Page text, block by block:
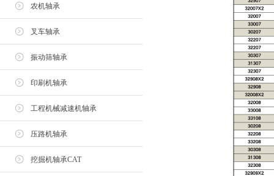
农机轴承
叉车轴承
振动筛轴承
印刷机轴承
工程机械减速机轴承
压路机轴承
挖掘机轴承CAT